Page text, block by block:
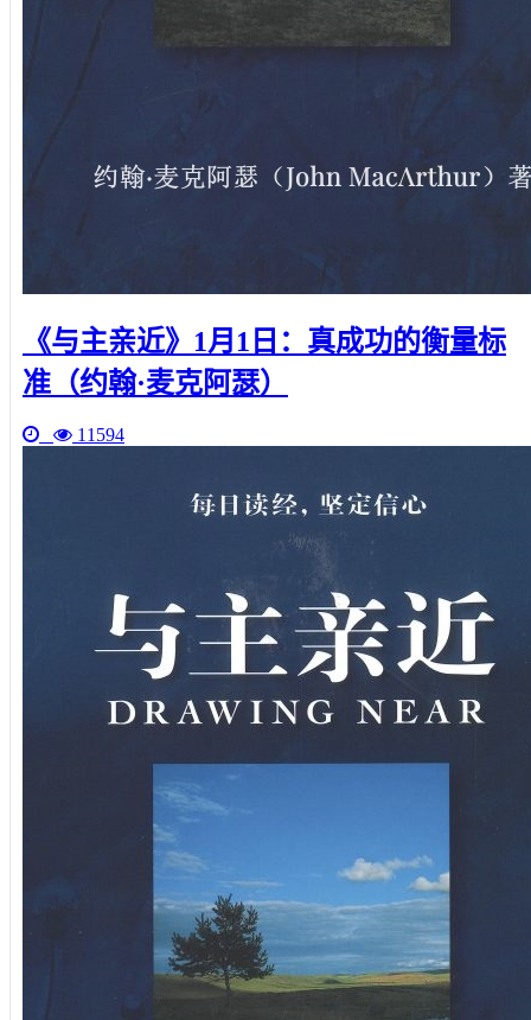
《与主亲近》1月1日：真成功的衡量标
准（约翰·麦克阿瑟）
11594